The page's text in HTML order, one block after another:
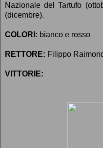
Nazionale del Tartufo
(dicembre).
COLORI: bianco e rosso
RETTORE: Filippo
VITTORIE: